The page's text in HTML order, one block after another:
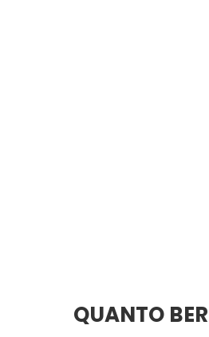
QUANTO